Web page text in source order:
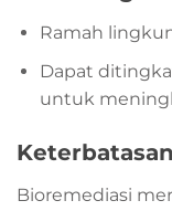
Ramah
Dapat
untuk
Bioremediasi